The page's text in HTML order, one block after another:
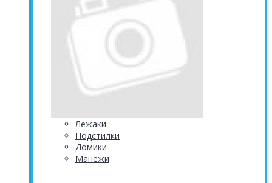
Лежаки
Подстилки
Домики
Манежи